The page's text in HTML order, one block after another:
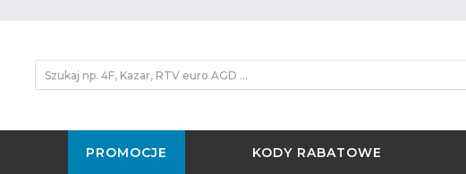
PROMOCJE KODY RABATOWE